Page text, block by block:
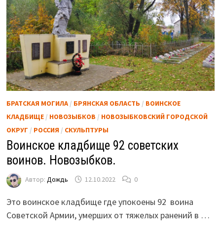
БРАТСКАЯ МОГИЛА/ БРЯНСКАЯ ОБЛАСТЬ / ВОИНСКОЕ
КЛАДБИЩЕ/ НОВОЗЫБКОВ / НОВОЗЫБКОВСКИЙ ГОРОДСКОЙ
ОКРУГ / РОССИЯ / СКУЛЬПТУРЫ
Воинское кладбище 92 советских
воинов. Новозыбков.
Автор: Дождь 12.10.2022 0
Это воинское кладбище где упокоены 92 воина
Советской Армии, умерших от тяжелых ранений в …